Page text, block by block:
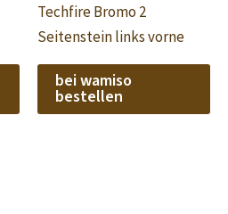
Techfire Bromo 2
Seitenstein links vorne
bei wamiso
bestellen